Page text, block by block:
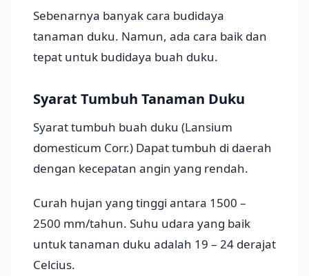
Sebenarnya banyak cara budidaya
tanaman duku. Namun, ada cara baik dan
tepat untuk budidaya buah duku.
Syarat Tumbuh Tanaman Duku
Syarat tumbuh buah duku (Lansium
domesticum Corr.) Dapat tumbuh di daerah
dengan kecepatan angin yang rendah.
Curah hujan yang tinggi antara 1500 –
2500 mm/tahun. Suhu udara yang baik
untuk tanaman duku adalah 19 – 24 derajat
Celcius.